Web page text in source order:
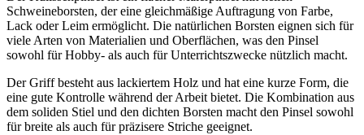
Schweineborsten, der eine gleichmäßige Auftragung von Farbe,
Lack oder Leim ermöglicht. Die natürlichen Borsten eignen sich für
viele Arten von Materialien und Oberflächen, was den Pinsel
sowohl für Hobby- als auch für Unterrichtszwecke nützlich macht.
Der Griff besteht aus lackiertem Holz und hat eine kurze Form, die
eine gute Kontrolle während der Arbeit bietet. Die Kombination aus
dem soliden Stiel und den dichten Borsten macht den Pinsel sowohl
für breite als auch für präzisere Striche geeignet.